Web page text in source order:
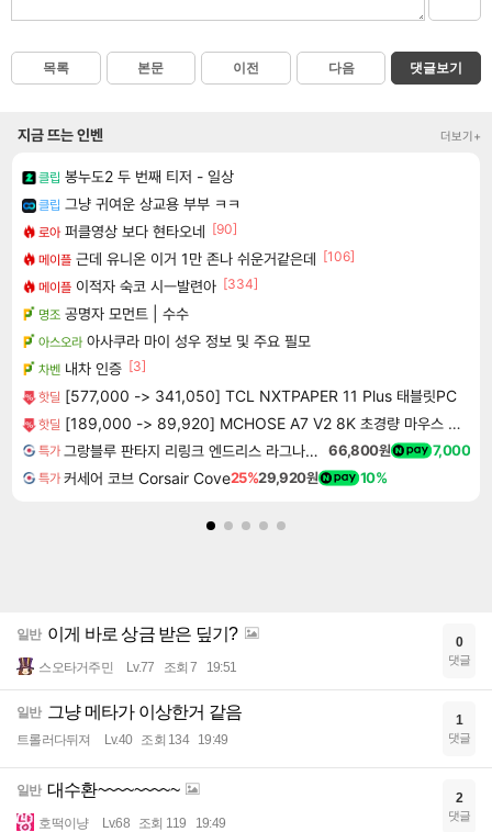
목록 본문 이전 다음 댓글보기
지금 뜨는 인벤 더보기+
클립 봉누도2 두 번째 티저 - 일상
클립 그냥 귀여운 상교용 부부 ㅋㅋ
로아 퍼클영상 보다 현타오네 [90]
메이플 근데 유니온 이거 1만 존나 쉬운거같은데 [106]
메이플 이적자 숙코 시ㅡ발련아 [334]
명조 공명자 모먼트 | 수수
아스오라 아사쿠라 마이 성우 정보 및 주요 필모
차벤 내차 인증 [3]
핫딜 [577,000 -> 341,050] TCL NXTPAPER 11 Plus 태블릿PC
핫딜 [189,000 -> 89,920] MCHOSE A7 V2 8K 초경량 마우스 국내정발
특가 그랑블루 판타지 리링크 엔드리스 라그나로크 Granblue Fantasy Relink Endless Ragnarok 66,800원 7,000
특가 커세어 코브 Corsair Cove25%29,920원 10%
일반 이게 바로 상금 받은 딮기?
스오타거주민 Lv.77 조회 7 19:51
0
댓글
일반 그냥 메타가 이상한거 같음
트롤러다뒤져 Lv.40 조회 134 19:49
1
댓글
일반 대수환~~~~~~~~~
호떡이냥 Lv.68 조회 119 19:49
2
댓글